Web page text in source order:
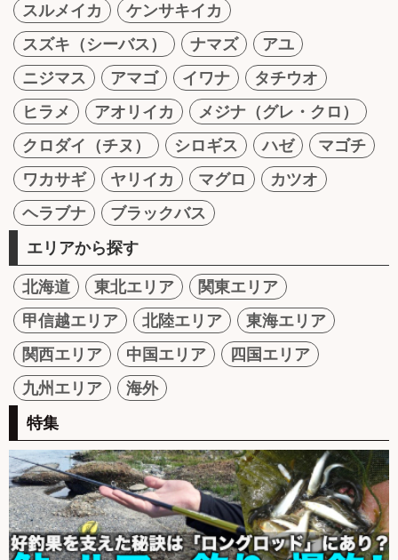
スルメイカ
ケンサキイカ
スズキ（シーバス）
ナマズ
アユ
ニジマス
アマゴ イワナ
タチウオ
ヒラメ
アオリイカ
メジナ（グレ・クロ）
クロダイ（チヌ）
シロギス ハゼ
マゴチ
ワカサギ
ヤリイカ マグロ
カツオ
ヘラブナ
ブラックバス
エリアから探す
北海道 東北エリア
関東エリア
甲信越エリア
北陸エリア
東海エリア
関西エリア
中国エリア
四国エリア
九州エリア
海外
特集